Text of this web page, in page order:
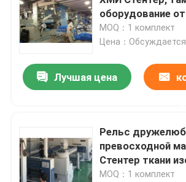
оборудование
строения
MOQ：1 комплект
Цена：Обсуждается
Лучшая цена
Рельс
превосходной
Стентер ткани
горизонтальный
MOQ：1 комплект